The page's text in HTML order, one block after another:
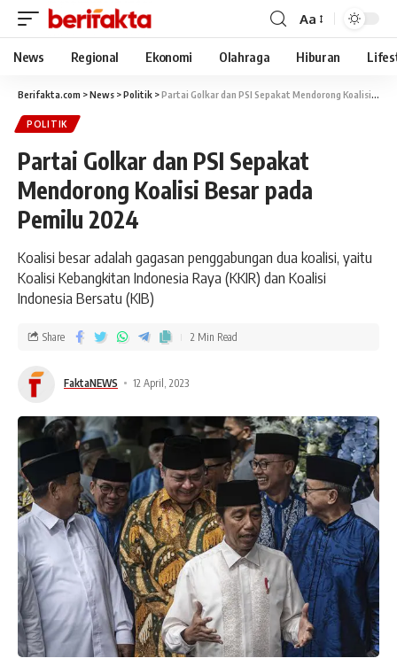
Aa
News Regional Ekonomi Olahraga Hiburan
Berifakta.com >News >Politik >Partai Golkar dan PSI Sepakat Mendorong Koalisi Besar pada Pemilu 2024
POLITIK
Partai Golkar dan PSI Sepakat
Mendorong Koalisi Besar pada
Pemilu 2024
Koalisi besar adalah gagasan penggabungan dua koalisi, yaitu
Koalisi Kebangkitan Indonesia Raya (KKIR) dan Koalisi
Indonesia Bersatu (KIB)
FaktaNEWS 12 April, 2023
Share 2 Min Read